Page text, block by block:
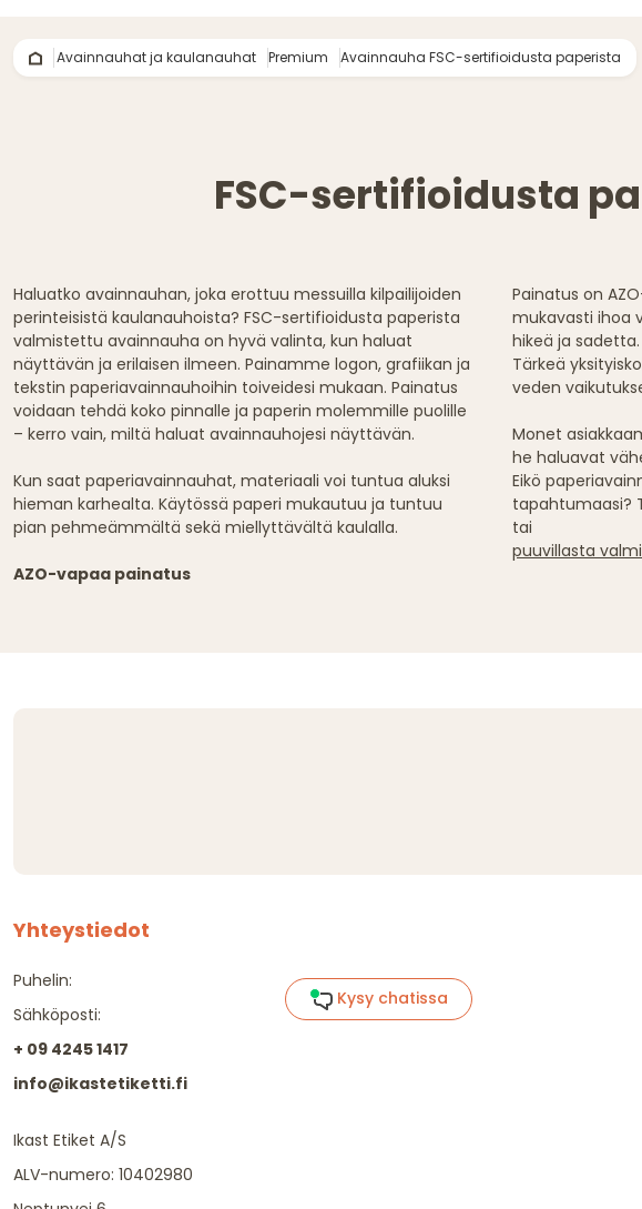
Avainnauhat ja kaulanauhat Premium Avainnauha FSC-sertifioidusta paperista
FSC-sertifioidusta
Haluatko avainnauhan, joka erottuu messuilla kilpailijoiden
perinteisistä kaulanauhoista? FSC-sertifioidusta paperista
valmistettu avainnauha on hyvä valinta, kun haluat
näyttävän ja erilaisen ilmeen. Painamme logon, grafiikan ja
tekstin paperiavainnauhoihin toiveidesi mukaan. Painatus
voidaan tehdä koko pinnalle ja paperin molemmille puolille
– kerro vain, miltä haluat avainnauhojesi näyttävän.
Kun saat paperiavainnauhat, materiaali voi tuntua aluksi
hieman karhealta. Käytössä paperi mukautuu ja tuntuu
pian pehmeämmältä sekä miellyttävältä kaulalla.
AZO-vapaa painatus
Painatus on
mukavasti ihoa
hikeä ja sadetta.
Tärkeä
veden
Monet
he haluavat
Eikö
tapahtumaasi?
tai
puuvillasta
Yhteystiedot
Puhelin:
Sähköposti:
+ 09 4245 1417
info@ikastetiketti.fi
Ikast Etiket A/S
ALV-numero: 10402980
Kysy chatissa